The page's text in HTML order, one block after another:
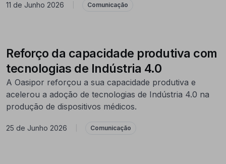
11 de Junho 2026 Comunicação
Reforço da capacidade produtiva com
tecnologias de Indústria 4.0
A Oasipor reforçou a sua capacidade produtiva e
acelerou a adoção de tecnologias de Indústria 4.0 na
produção de dispositivos médicos.
25 de Junho 2026 Comunicação